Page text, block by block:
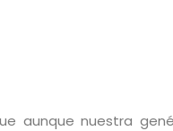
aunque nuestra